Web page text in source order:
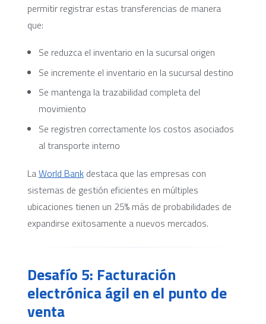
permitir registrar estas transferencias de manera
que:
Se reduzca el inventario en la sucursal origen
Se incremente el inventario en la sucursal destino
Se mantenga la trazabilidad completa del
movimiento
Se registren correctamente los costos asociados
al transporte interno
LaWorld Bank destaca que las empresas con
sistemas de gestión eficientes en múltiples
ubicaciones tienen un 25% más de probabilidades de
expandirse exitosamente a nuevos mercados.
Desafío 5: Facturación
electrónica ágil en el punto de
venta